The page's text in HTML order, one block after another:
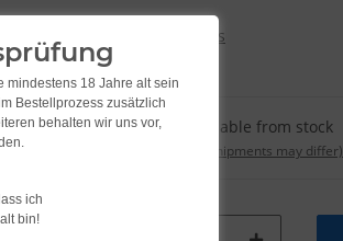
shipping costs
5,95
status: Immediately available from stock
time: (DE - int. shipments may differ)
mindestens 18 Jahre alt sein
Bestellprozess zusätzlich
behalten wir uns vor,
ich
bin!